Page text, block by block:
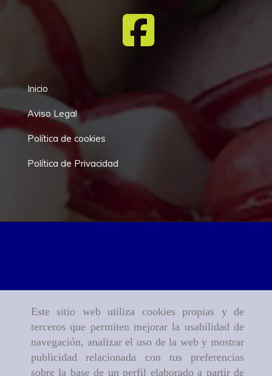
Este sitio web utiliza cookies propias y de
terceros que permiten mejorar la usabilidad de
navegación, analizar el uso de la web y mostrar
publicidad relacionada con tus preferencias
sobre la base de un perfil elaborado a partir de
Inicio
Aviso Legal
Política de cookies
Política de Privacidad